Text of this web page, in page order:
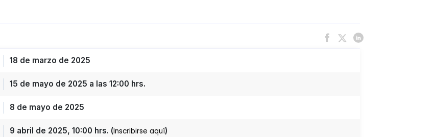
18 de marzo de 2025
15 de mayo de 2025 a las 12:00 hrs.
8 de mayo de 2025
9 abril de 2025, 10:00 hrs. (Inscribirse aquí)